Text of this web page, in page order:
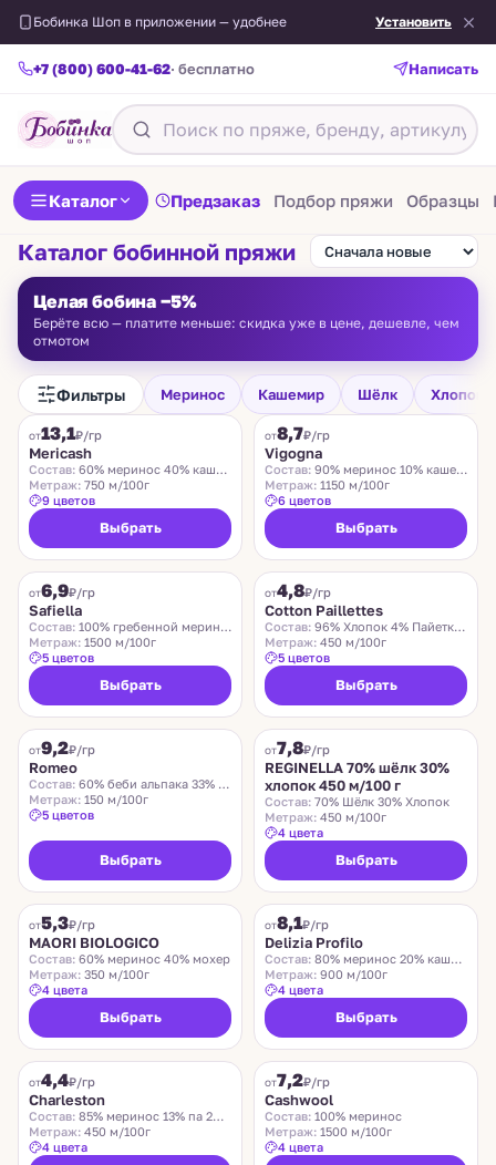
Бобинка Шоп в приложении — удобнее Установить
+7 (800) 600-41-62· бесплатно Написать
Каталог Предзаказ Подбор пряжи Образцы
Каталог бобинной пряжи
Целая бобина −5%
Берёте всю — платите меньше: скидка уже в цене, дешевле, чем
отмотом
Фильтры Меринос Кашемир Шёлк Хлопок
FILAMORE
от13,1₽/гр
Mericash
Состав: 60% меринос 40% кашемир
Метраж: 750 м/100г
9 цветов
Выбрать
VIGOGNA
от8,7₽/гр
Vigogna
Состав: 90% меринос 10% кашемир
Метраж: 1150 м/100г
6 цветов
Выбрать
от6,9₽/гр
Safiella
Состав: 100% гребенной меринос
Метраж: 1500 м/100г
5 цветов
Выбрать
от4,8₽/гр
Cotton Paillettes
Состав: 96% Хлопок 4% Пайетки Полиэстер
Метраж: 450 м/100г
5 цветов
Выбрать
от9,2₽/гр
Romeo
Состав: 60% беби альпака 33% меринос 7% нейлон
Метраж: 150 м/100г
5 цветов
Выбрать
от7,8₽/гр
REGINELLA 70% шёлк 30%
хлопок 450 м/100 г
Состав: 70% Шёлк 30% Хлопок
Метраж: 450 м/100г
4 цвета
Выбрать
от5,3₽/гр
MAORI BIOLOGICO
Состав: 60% меринос 40% мохер
Метраж: 350 м/100г
4 цвета
Выбрать
от8,1₽/гр
Delizia Profilo
Состав: 80% меринос 20% кашемир
Метраж: 900 м/100г
4 цвета
Выбрать
от4,4₽/гр
Charleston
Состав: 85% меринос 13% па 2% эластан
Метраж: 450 м/100г
4 цвета
от7,2₽/гр
Cashwool
Состав: 100% меринос
Метраж: 1500 м/100г
4 цвета